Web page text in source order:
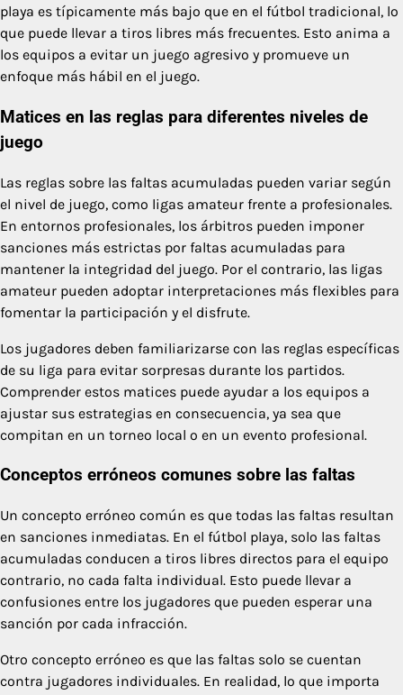
playa es típicamente más bajo que en el fútbol tradicional, lo
que puede llevar a tiros libres más frecuentes. Esto anima a
los equipos a evitar un juego agresivo y promueve un
enfoque más hábil en el juego.
Matices en las reglas para diferentes niveles de
juego
Las reglas sobre las faltas acumuladas pueden variar según
el nivel de juego, como ligas amateur frente a profesionales.
En entornos profesionales, los árbitros pueden imponer
sanciones más estrictas por faltas acumuladas para
mantener la integridad del juego. Por el contrario, las ligas
amateur pueden adoptar interpretaciones más flexibles para
fomentar la participación y el disfrute.
Los jugadores deben familiarizarse con las reglas específicas
de su liga para evitar sorpresas durante los partidos.
Comprender estos matices puede ayudar a los equipos a
ajustar sus estrategias en consecuencia, ya sea que
compitan en un torneo local o en un evento profesional.
Conceptos erróneos comunes sobre las faltas
Un concepto erróneo común es que todas las faltas resultan
en sanciones inmediatas. En el fútbol playa, solo las faltas
acumuladas conducen a tiros libres directos para el equipo
contrario, no cada falta individual. Esto puede llevar a
confusiones entre los jugadores que pueden esperar una
sanción por cada infracción.
Otro concepto erróneo es que las faltas solo se cuentan
contra jugadores individuales. En realidad, lo que importa